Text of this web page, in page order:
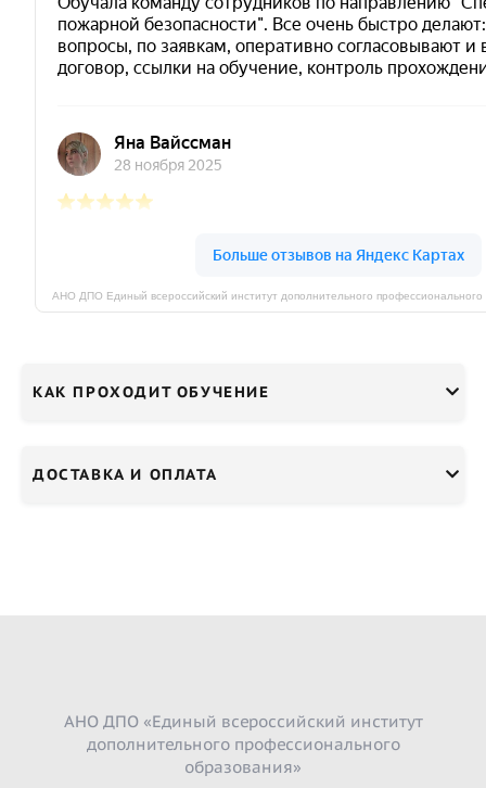
КАК ПРОХОДИТ ОБУЧЕНИЕ
ДОСТАВКА И ОПЛАТА
АНО ДПО «Единый всероссийский институт
дополнительного профессионального
образования»